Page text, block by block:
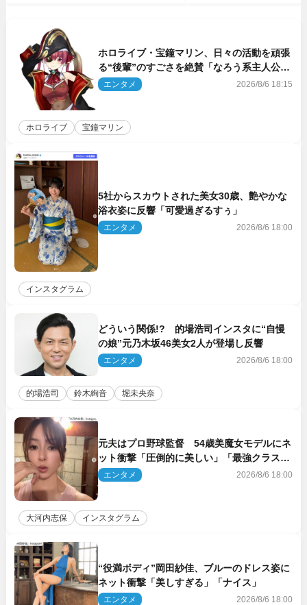
ホロライブ・宝鐘マリン、日々の活動を頑張
る“後輩”のすごさを絶賛「なろう系主人公ま
である」
エンタメ 2026/8/6 18:15
ホロライブ 宝鐘マリン
5社からスカウトされた美女30歳、艶やかな
浴衣姿に反響「可愛過ぎるすぅ」
エンタメ 2026/8/6 18:00
インスタグラム
どういう関係!? 的場浩司インスタに“自慢
の娘”元乃木坂46美女2人が登場し反響
エンタメ 2026/8/6 18:00
的場浩司 鈴木絢音 堀未央奈
元夫はプロ野球監督 54歳美魔女モデルにネ
ット衝撃「圧倒的に美しい」「最強クラス」
「うっとり」
エンタメ 2026/8/6 18:00
大河内志保 インスタグラム
“役満ボディ”岡田紗佳、ブルーのドレス姿に
ネット衝撃「美しすぎる」「ナイス」
エンタメ 2026/8/6 18:00